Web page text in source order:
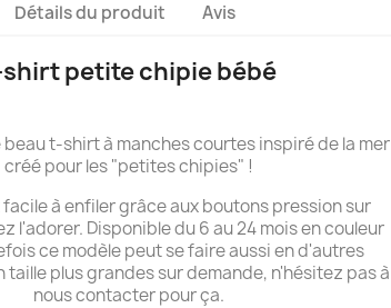
Détails du produit Avis
shirt petite chipie bébé
t-shirt à manches courtes inspiré de la mer
créé pour les "petites chipies" !
facile à enfiler grâce aux boutons pression sur
l'adorer. Disponible du 6 au 24 mois en couleur
ce modèle peut se faire aussi en d'autres
taille plus grandes sur demande, n'hésitez pas à
nous contacter pour ça.